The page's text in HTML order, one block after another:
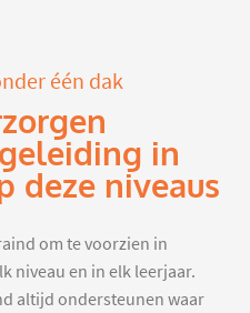
één dak
in
deze niveaus
om te voorzien in
niveau en in elk leerjaar.
altijd ondersteunen waar